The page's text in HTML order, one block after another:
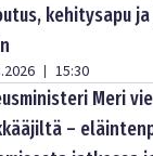
kehitysapu
| 15:30
Meri
–